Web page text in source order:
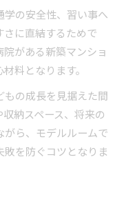
の安全性、習い事へ
に直結するためで
がある新築マンショ
料となります。
もの成長を見据えた間
納スペース、将来の
ら、モデルルームで
を防ぐコツとなりま